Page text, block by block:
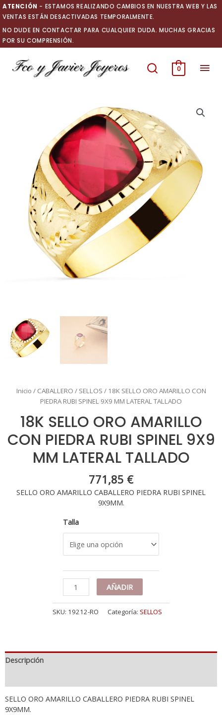
Ir
al
contenido
ATENCIÓN - ESTAMOS REALIZANDO CAMBIOS EN NUESTRA WEB Y LAS
VENTAS ESTÁN DESACTIVADAS TEMPORALMENTE.
NO DUDE EN CONTACTAR PARA CUALQUIER DUDA. MUCHAS GRACIAS
POR SU COMPRENSIÓN.
0
Inicio / CABALLERO / SELLOS / 18K SELLO ORO AMARILLO CON
PIEDRA RUBI SPINEL 9X9 MM LATERAL TALLADO
18K SELLO ORO AMARILLO
CON PIEDRA RUBI SPINEL 9X9
MM LATERAL TALLADO
771,85 €
SELLO ORO AMARILLO CABALLERO PIEDRA RUBI SPINEL
9X9MM.
Talla
SELLO
ORO
AMARILLO
SPINEL
LATERAL
TALLADO
AÑADIR
SKU: 19212-RO Categoría: SELLOS
Descripción
SELLO ORO AMARILLO CABALLERO PIEDRA RUBI SPINEL
9X9MM.